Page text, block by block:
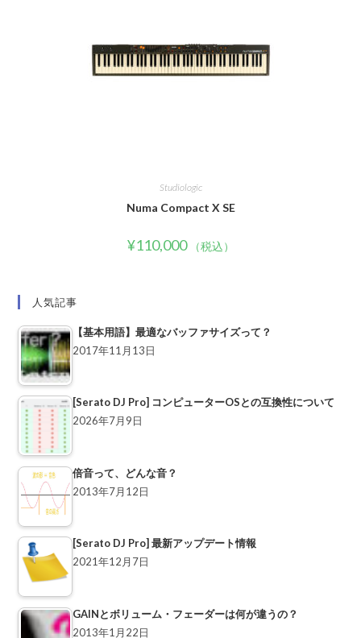
Studiologic
Numa Compact X SE
¥110,000 （税込）
人気記事
【基本用語】最適なバッファサイズって？
2017年11月13日
[Serato DJ Pro] コンピューターOSとの互換性について
2026年7月9日
倍音って、どんな音？
2013年7月12日
[Serato DJ Pro] 最新アップデート情報
2021年12月7日
GAINとボリューム・フェーダーは何が違うの？
2013年1月22日